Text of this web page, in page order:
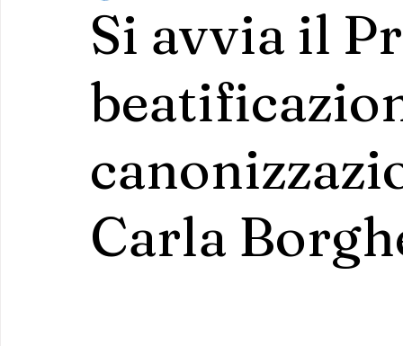
Religione Monteporzio Catone Partner
Si avvia il
Carla